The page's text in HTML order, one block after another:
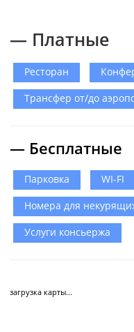
— Платные
Ресторан
Трансфер от/до
— Бесплатные
Парковка WI-FI
Номера для
Услуги консьержа
загрузка карты...